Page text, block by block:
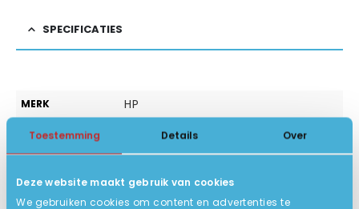
Toestemming Details Over
Deze website maakt gebruik van cookies
We gebruiken cookies om content en advertenties te
SPECIFICATIES
MERK HP
SCHERMFORMAAT 14 inch
AFMETING 25.5 x 1.3 x 36.2 cm
STATUS
PRODUCT
Nieuw!